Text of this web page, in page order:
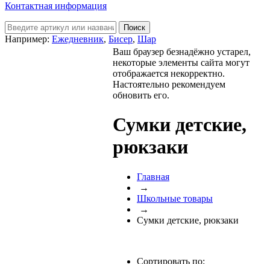
Контактная информация
Например: Ежедневник, Бисер, Шар
Ваш браузер безнадёжно устарел,
некоторые элементы сайта могут
отображается некорректно.
Настоятельно рекомендуем
обновить его.
Сумки детские,
рюкзаки
Главная
→
Школьные товары
→
Сумки детские, рюкзаки
Сортировать по: